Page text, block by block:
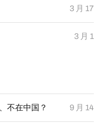
3 月 17
3 月 1
不在中国？ 9 月 14